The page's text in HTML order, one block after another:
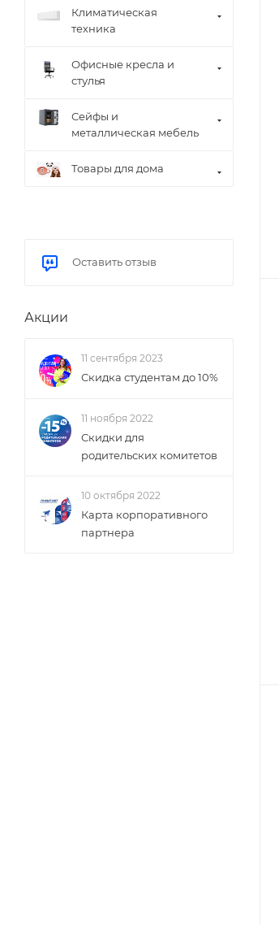
Климатическая
техника
Офисные кресла и
стулья
Сейфы и
металлическая мебель
Товары для дома
Оставить отзыв
Акции
11 сентября 2023
Скидка студентам до 10%
11 ноября 2022
Скидки для
родительских комитетов
10 октября 2022
Карта корпоративного
партнера